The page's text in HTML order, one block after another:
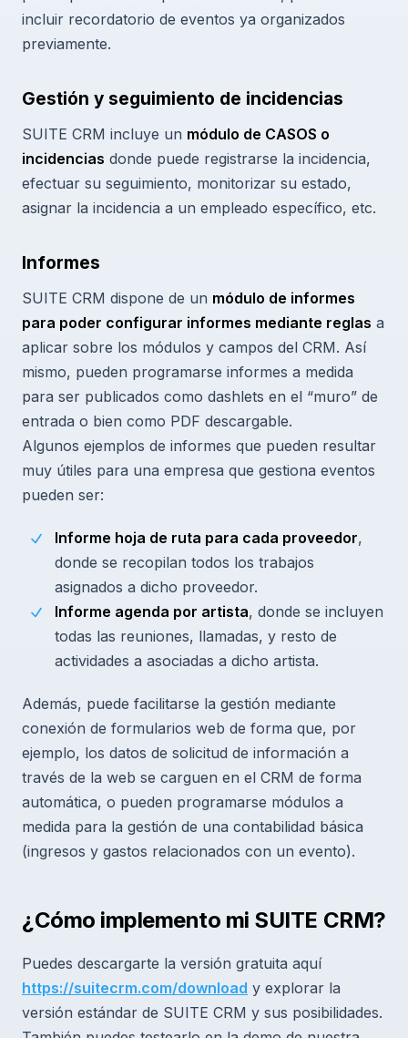
incluir recordatorio de eventos ya organizados
previamente.
Gestión y seguimiento de incidencias
SUITE CRM incluye un módulo de CASOS o
incidencias donde puede registrarse la incidencia,
efectuar su seguimiento, monitorizar su estado,
asignar la incidencia a un empleado específico, etc.
Informes
SUITE CRM dispone de un módulo de informes
para poder configurar informes mediante reglas a
aplicar sobre los módulos y campos del CRM. Así
mismo, pueden programarse informes a medida
para ser publicados como dashlets en el “muro” de
entrada o bien como PDF descargable.
Algunos ejemplos de informes que pueden resultar
muy útiles para una empresa que gestiona eventos
pueden ser:
Informe hoja de ruta para cada proveedor,
donde se recopilan todos los trabajos
asignados a dicho proveedor.
Informe agenda por artista, donde se incluyen
todas las reuniones, llamadas, y resto de
actividades a asociadas a dicho artista.
Además, puede facilitarse la gestión mediante
conexión de formularios web de forma que, por
ejemplo, los datos de solicitud de información a
través de la web se carguen en el CRM de forma
automática, o pueden programarse módulos a
medida para la gestión de una contabilidad básica
(ingresos y gastos relacionados con un evento).
¿Cómo implemento mi SUITE CRM?
Puedes descargarte la versión gratuita aquí
https://suitecrm.com/download y explorar la
versión estándar de SUITE CRM y sus posibilidades.